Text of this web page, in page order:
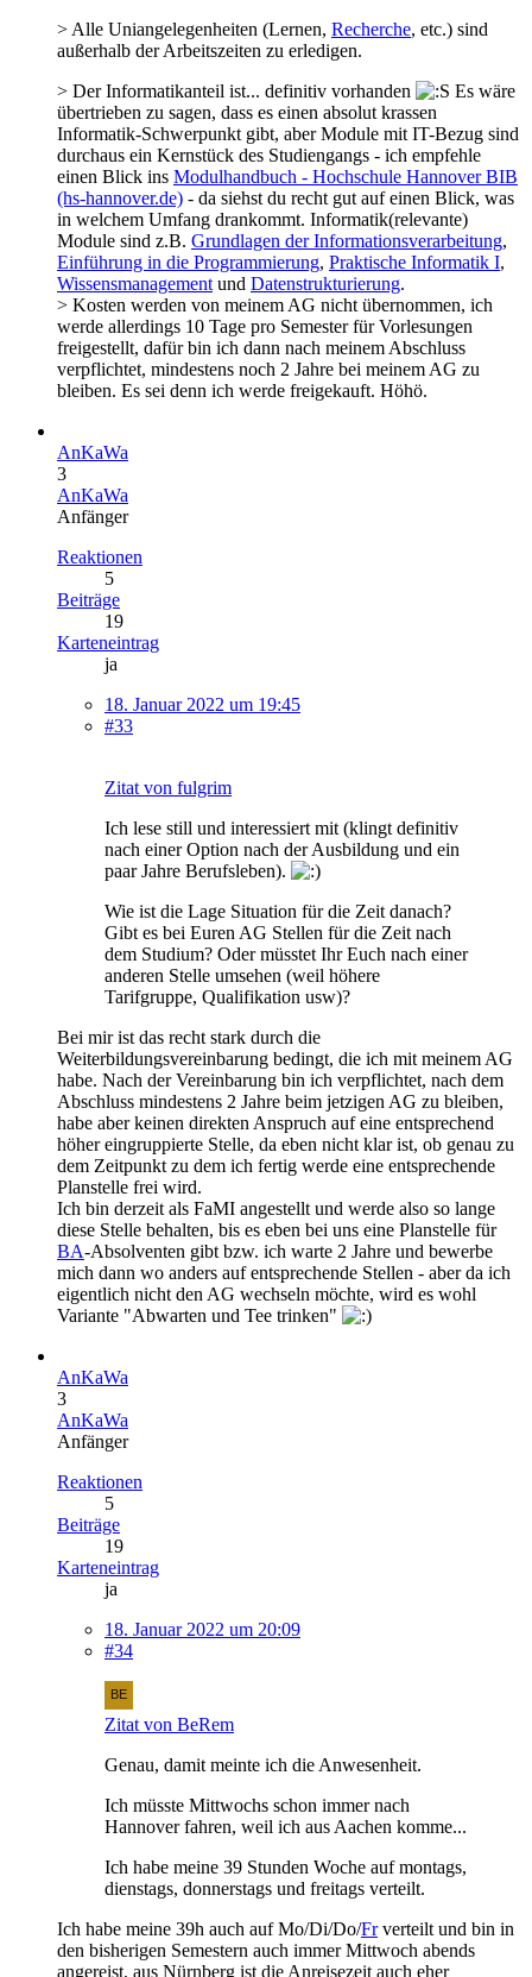
> Alle Uniangelegenheiten (Lernen, Recherche, etc.) sind
außerhalb der Arbeitszeiten zu erledigen.
> Der Informatikanteil ist... definitiv vorhanden
Es wäre
übertrieben zu sagen, dass es einen absolut krassen
Informatik-Schwerpunkt gibt, aber Module mit IT-Bezug sind
durchaus ein Kernstück des Studiengangs - ich empfehle
einen Blick ins Modulhandbuch - Hochschule Hannover BIB
(hs-hannover.de) - da siehst du recht gut auf einen Blick, was
in welchem Umfang drankommt. Informatik(relevante)
Module sind z.B. Grundlagen der Informationsverarbeitung,
Einführung in die Programmierung, Praktische Informatik I,
Wissensmanagement und Datenstrukturierung.
> Kosten werden von meinem AG nicht übernommen, ich
werde allerdings 10 Tage pro Semester für Vorlesungen
freigestellt, dafür bin ich dann nach meinem Abschluss
verpflichtet, mindestens noch 2 Jahre bei meinem AG zu
bleiben. Es sei denn ich werde freigekauft. Höhö.
AnKaWa
3
AnKaWa
Anfänger
Reaktionen
5
Beiträge
19
Karteneintrag
ja
18. Januar 2022 um 19:45
#33
Zitat von fulgrim
Ich lese still und interessiert mit (klingt definitiv
nach einer Option nach der Ausbildung und ein
paar Jahre Berufsleben).
Wie ist die Lage Situation für die Zeit danach?
Gibt es bei Euren AG Stellen für die Zeit nach
dem Studium? Oder müsstet Ihr Euch nach einer
anderen Stelle umsehen (weil höhere
Tarifgruppe, Qualifikation usw)?
Bei mir ist das recht stark durch die
Weiterbildungsvereinbarung bedingt, die ich mit meinem AG
habe. Nach der Vereinbarung bin ich verpflichtet, nach dem
Abschluss mindestens 2 Jahre beim jetzigen AG zu bleiben,
habe aber keinen direkten Anspruch auf eine entsprechend
höher eingruppierte Stelle, da eben nicht klar ist, ob genau zu
dem Zeitpunkt zu dem ich fertig werde eine entsprechende
Planstelle frei wird.
Ich bin derzeit als FaMI angestellt und werde also so lange
diese Stelle behalten, bis es eben bei uns eine Planstelle für
BA-Absolventen gibt bzw. ich warte 2 Jahre und bewerbe
mich dann wo anders auf entsprechende Stellen - aber da ich
eigentlich nicht den AG wechseln möchte, wird es wohl
Variante "Abwarten und Tee trinken"
AnKaWa
3
AnKaWa
Anfänger
Reaktionen
5
Beiträge
19
Karteneintrag
ja
18. Januar 2022 um 20:09
#34
Zitat von BeRem
Genau, damit meinte ich die Anwesenheit.
Ich müsste Mittwochs schon immer nach
Hannover fahren, weil ich aus Aachen komme...
Ich habe meine 39 Stunden Woche auf montags,
dienstags, donnerstags und freitags verteilt.
Ich habe meine 39h auch auf Mo/Di/Do/Frverteilt und bin in
den bisherigen Semestern auch immer Mittwoch abends
angereist, aus Nürnberg ist die Anreisezeit auch eher